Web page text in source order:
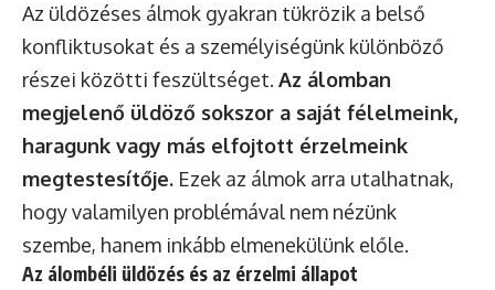
Az üldözéses álmok gyakran tükrözik a belső
konfliktusokat és a személyiségünk különböző
részei közötti feszültséget. Az álomban
megjelenő üldöző sokszor a saját félelmeink,
haragunk vagy más elfojtott érzelmeink
megtestesítője. Ezek az álmok arra utalhatnak,
hogy valamilyen problémával nem nézünk
szembe, hanem inkább elmenekülünk előle.
Az álombéli üldözés és az érzelmi állapot